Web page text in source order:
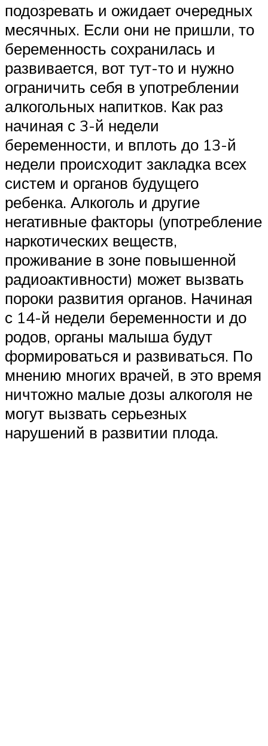
подозревать и ожидает очередных
месячных. Если они не пришли, то
беременность сохранилась и
развивается, вот тут-то и нужно
ограничить себя в употреблении
алкогольных напитков. Как раз
начиная с 3-й недели
беременности, и вплоть до 13-й
недели происходит закладка всех
систем и органов будущего
ребенка. Алкоголь и другие
негативные факторы (употребление
наркотических веществ,
проживание в зоне повышенной
радиоактивности) может вызвать
пороки развития органов. Начиная
с 14-й недели беременности и до
родов, органы малыша будут
формироваться и развиваться. По
мнению многих врачей, в это время
ничтожно малые дозы алкоголя не
могут вызвать серьезных
нарушений в развитии плода.